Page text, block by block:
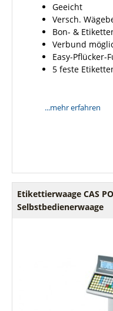
Geeicht
Versch.
Bon- &
Verbund
Easy-Pflücker-
5 feste
...mehr erfahren
Etikettierwaage CAS
Selbstbedienerwaage